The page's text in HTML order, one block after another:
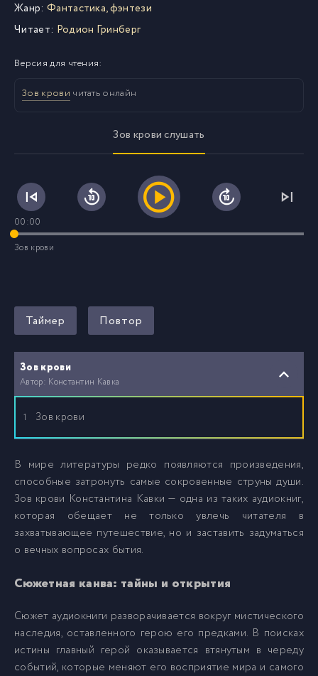
Жанр: Фантастика, фэнтези
Читает: Родион Гринберг
Версия для чтения:
Зов крови читать онлайн
Зов крови слушать
00:00
Зов крови
Таймер Повтор
Зов крови
Автор: Константин Кавка
1 Зов крови
В мире литературы редко появляются произведения,
способные затронуть самые сокровенные струны души.
Зов крови Константина Кавки — одна из таких аудиокниг,
которая обещает не только увлечь читателя в
захватывающее путешествие, но и заставить задуматься
о вечных вопросах бытия.
Сюжетная канва: тайны и открытия
Сюжет аудиокниги разворачивается вокруг мистического
наследия, оставленного герою его предками. В поисках
истины главный герой оказывается втянутым в череду
событий, которые меняют его восприятие мира и самого